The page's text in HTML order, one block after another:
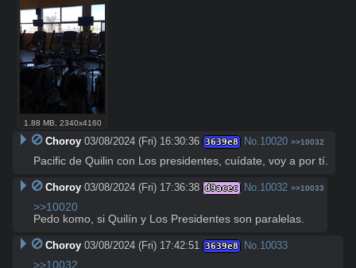
1.88 MB 2340x4160
Choroy 03/08/2024 (Fri) 16:30:36 3639e8 No. 10020 >>10032
Pacific de Quilin con Los presidentes, cuídate, voy a por tí.
Choroy 03/08/2024 (Fri) 17:36:38 d9acec No. 10032 >>10033
>>10020
Pedo komo, si Quilín y Los Presidentes son paralelas.
Choroy 03/08/2024 (Fri) 17:42:51 3639e8 No. 10033
>>10032